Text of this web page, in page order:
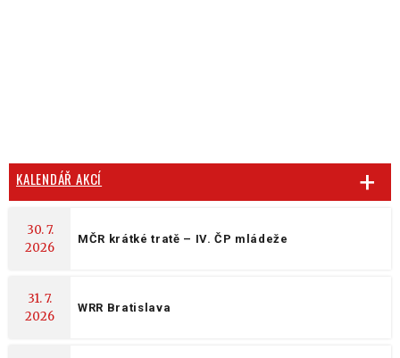
KALENDÁŘ AKCÍ
30. 7.
2026
MČR krátké tratě – IV. ČP mládeže
31. 7.
2026
WRR Bratislava